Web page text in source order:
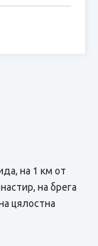
на 1 км от
на брега
цялостна